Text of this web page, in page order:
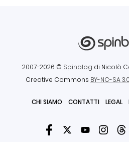
2007-2026 © Spinblog di Nicolò
Creative Commons BY-NC-SA 3.0
CHI SIAMO CONTATTI LEGAL